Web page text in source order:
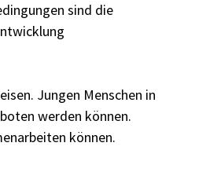
sind die
Jungen Menschen in
werden können.
können.